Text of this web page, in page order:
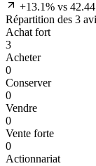
+13.1% vs
Répartition des 3
Achat fort
3
Acheter
0
Conserver
0
Vendre
0
Vente forte
0
Actionnariat